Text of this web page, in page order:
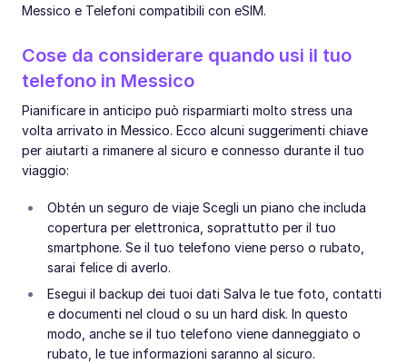
Messico e Telefoni compatibili con eSIM.
Cose da considerare quando usi il tuo
telefono in Messico
Pianificare in anticipo può risparmiarti molto stress una
volta arrivato in Messico. Ecco alcuni suggerimenti chiave
per aiutarti a rimanere al sicuro e connesso durante il tuo
viaggio:
Obtén un seguro de viaje Scegli un piano che includa
copertura per elettronica, soprattutto per il tuo
smartphone. Se il tuo telefono viene perso o rubato,
sarai felice di averlo.
Esegui il backup dei tuoi dati Salva le tue foto, contatti
e documenti nel cloud o su un hard disk. In questo
modo, anche se il tuo telefono viene danneggiato o
rubato, le tue informazioni saranno al sicuro.